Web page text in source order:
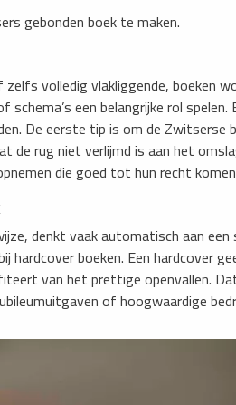
gebonden boek te maken.
volledig vlakliggende, boeken
een belangrijke rol
De eerste tip is om de Zwitserse
de rug niet verlijmd is aan het
die goed tot hun recht
denkt vaak automatisch aan
hardcover boeken. Een hardcover
van het prettige openvallen.
of hoogwaardige